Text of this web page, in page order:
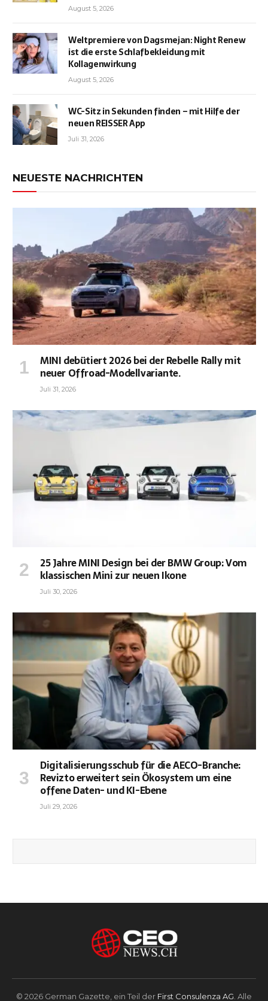
August 5, 2026
Weltpremiere von Dagsmejan: Night Renew
ist die erste Schlafbekleidung mit
Kollagenwirkung
August 5, 2026
WC-Sitz in Sekunden finden – mit Hilfe der
neuen REISSER App
Juli 31, 2026
NEUESTE NACHRICHTEN
MINI debütiert 2026 bei der Rebelle Rally mit
neuer Offroad-Modellvariante.
Juli 31, 2026
25 Jahre MINI Design bei der BMW Group: Vom
klassischen Mini zur neuen Ikone
Juli 30, 2026
Digitalisierungsschub für die AECO-Branche:
Revizto erweitert sein Ökosystem um eine
offene Daten- und KI-Ebene
Juli 29, 2026
© 2026 German Gazette, ein Teil der First Consulenza AG . Alle